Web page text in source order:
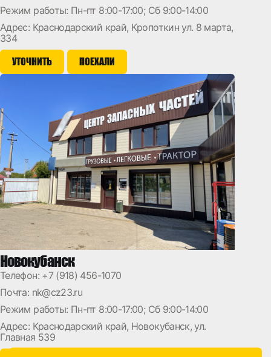
Режим работы: Пн-пт 8:00-17:00; Сб 9:00-14:00
Адрес: Краснодарский край, Кропоткин ул. 8 марта,
334
УТОЧНИТЬ ПОЕХАЛИ
Новокубанск
Телефон: +7 (918) 456-1070
Почта: nk@cz23.ru
Режим работы: Пн-пт 8:00-17:00; Сб 9:00-14:00
Адрес: Краснодарский край, Новокубанск, ул.
Главная 539